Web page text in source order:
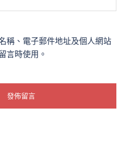
稱、電子郵件地址及個人網站
言時使用。